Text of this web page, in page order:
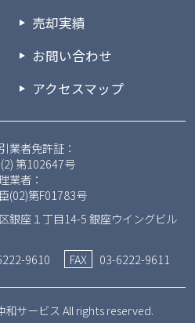
売却実績
お問い合わせ
アクセスマップ
業者免許証：
第102647号
業者：
(02)第F01783号
銀座１丁目14-5 銀座ウイングビル
9610 FAX 03-6222-9611
サービス All rights reserved.